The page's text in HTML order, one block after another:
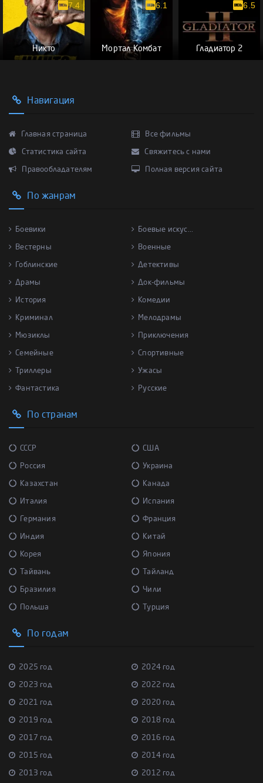
Никто
7.4
Мортал Комбат
6.1
Гладиатор 2
6.5
Навигация
Главная страница Все фильмы
Статистика сайта Свяжитесь с нами
Правообладателям Полная версия сайта
По жанрам
Боевики Боевые искус...
Вестерны Военные
Гоблинские Детективы
Драмы Док-фильмы
История Комедии
Криминал Мелодрамы
Мюзиклы Приключения
Семейные Спортивные
Триллеры Ужасы
Фантастика Русские
По странам
СССР США
Россия Украина
Казахстан Канада
Италия Испания
Германия Франция
Индия Китай
Корея Япония
Тайвань Тайланд
Бразилия Чили
Польша Турция
По годам
2025 год 2024 год
2023 год 2022 год
2021 год 2020 год
2019 год 2018 год
2017 год 2016 год
2015 год 2014 год
2013 год 2012 год